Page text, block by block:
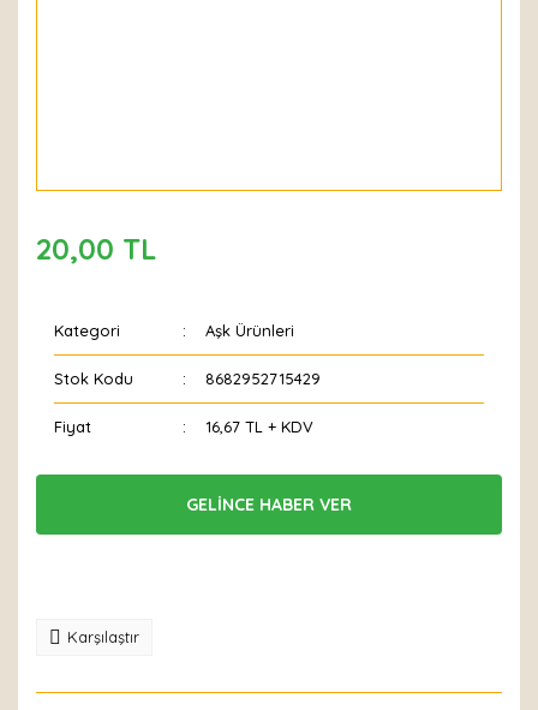
20,00 TL
Kategori Aşk Ürünleri
Stok Kodu 8682952715429
Fiyat 16,67 TL + KDV
GELİNCE HABER VER
Karşılaştır